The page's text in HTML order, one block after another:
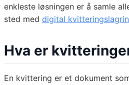
enkleste løsningen er å samle
sted med digital
Hva er
En kvittering er et dokument